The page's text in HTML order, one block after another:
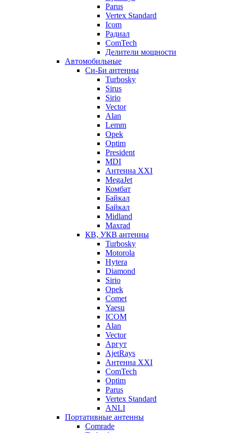
Parus
Vertex Standard
Icom
Радиал
ComTech
Делители мощности
Автомобильные
Си-Би антенны
Turbosky
Sirus
Sirio
Vector
Alan
Lemm
Opek
Optim
President
MDI
Антенна XXI
MegaJet
Комбат
Байкал
Байкал
Midland
Maxrad
КВ, УКВ антенны
Turbosky
Motorola
Hytera
Diamond
Sirio
Opek
Comet
Yaesu
ICOM
Alan
Vector
Аргут
AjetRays
Антенна XXI
ComTech
Optim
Parus
Vertex Standard
ANLI
Портативные антенны
Comrade